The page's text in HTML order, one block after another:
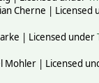
Cherne | Licensed
| Licensed under
Mohler | Licensed